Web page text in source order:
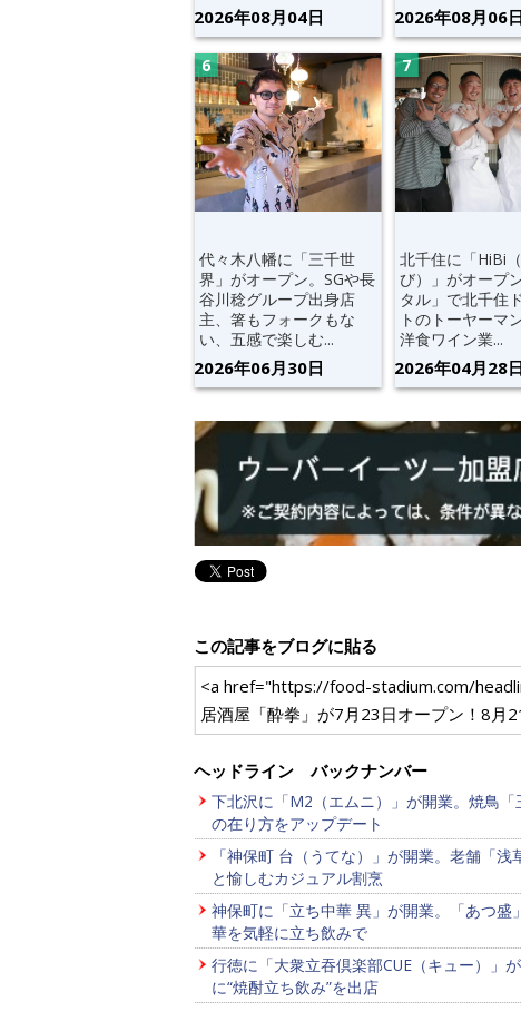
2026年08月04日 2026年08月06日
代々木八幡に「三千世
界」がオープン。SGや長
谷川稔グループ出身店
主、箸もフォークもな
い、五感で楽しむ...
2026年06月30日
北千住に「HiBi
び）」がオープ
タル」で北千住
トのトーヤーマ
洋食ワイン業...
2026年04月28日
この記事をブログに貼る
<a href="https://food-stadium.com/
居酒屋「酔拳」が7月23日オープン！8月
ヘッドライン バックナンバー
下北沢に「M2（エムニ）」が開業。焼鳥
の在り方をアップデート
「神保町 台（うてな）」が開業。老舗「
と愉しむカジュアル割烹
神保町に「立ち中華 異」が開業。「あつ
華を気軽に立ち飲みで
行徳に「大衆立吞倶楽部CUE（キュー）」
に“焼酎立ち飲み”を出店